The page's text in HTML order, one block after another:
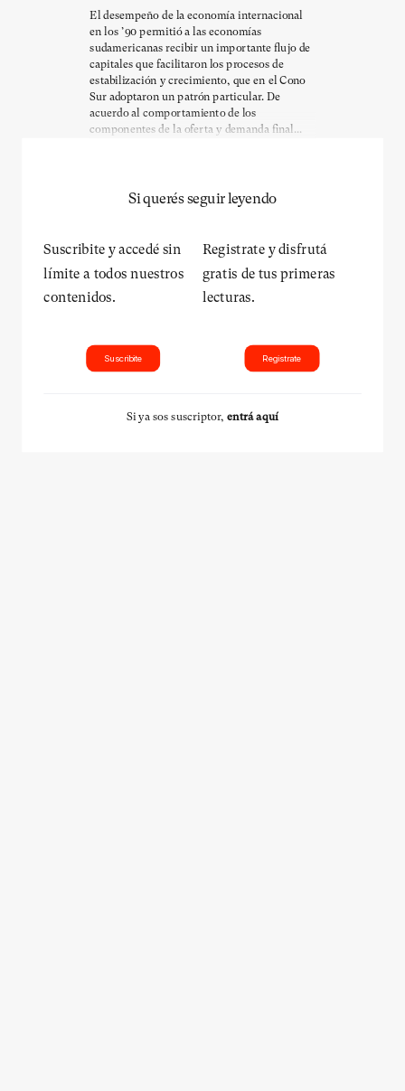
El desempeño de la economía internacional
en los ’90 permitió a las economías
sudamericanas recibir un importante flujo de
capitales que facilitaron los procesos de
estabilización y crecimiento, que en el Cono
Sur adoptaron un patrón particular. De
acuerdo al comportamiento de los
componentes de la oferta y demanda final...
Si querés seguir leyendo
Suscribite y accedé sin
límite a todos nuestros
contenidos.
Suscribite
Registrate y disfrutá
gratis de tus primeras
lecturas.
Registrate
Si ya sos suscriptor, entrá aquí